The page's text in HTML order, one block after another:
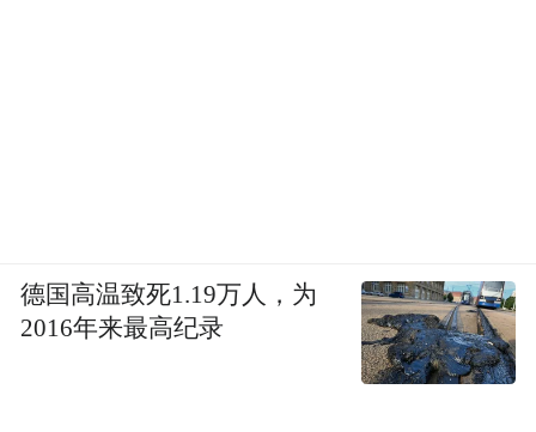
德国高温致死1.19万人，为
2016年来最高纪录